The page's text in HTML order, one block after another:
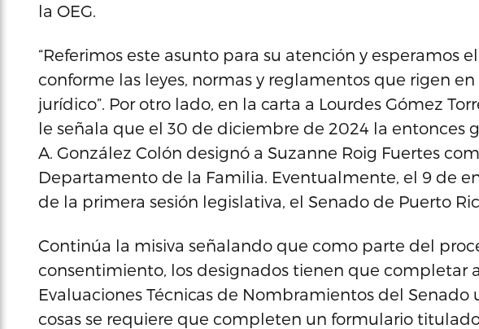
la OEG.
“Referimos este asunto para su atención y esperamos
conforme las leyes, normas y reglamentos que rigen
jurídico”. Por otro lado, en la carta a Lourdes Gómez
le señala que el 30 de diciembre de 2024 la entonces
A. González Colón designó a Suzanne Roig Fuertes
Departamento de la Familia. Eventualmente, el 9 de
de la primera sesión legislativa, el Senado de Puerto
Continúa la misiva señalando que como parte del
consentimiento, los designados tienen que completar
Evaluaciones Técnicas de Nombramientos del
cosas se requiere que completen un formulario